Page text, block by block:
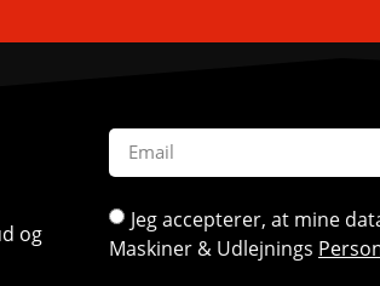
og
Jeg accepterer, at mine
Maskiner & Udlejnings